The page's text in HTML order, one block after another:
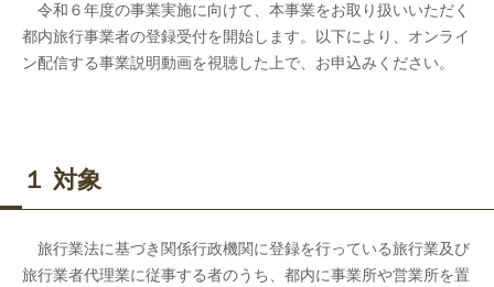
令和６年度の事業実施に向けて、本事業をお取り扱いいただく
都内旅行事業者の登録受付を開始します。以下により、オンライ
ン配信する事業説明動画を視聴した上で、お申込みください。
１ 対象
旅行業法に基づき関係行政機関に登録を行っている旅行業及び
旅行業者代理業に従事する者のうち、都内に事業所や営業所を置